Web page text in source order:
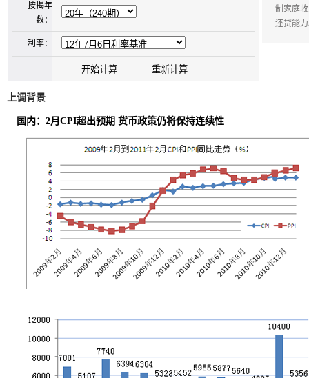
按揭年
数：
利率：
制家庭
还贷能
上调背景
国内：2月CPI超出预期 货币政策仍将保持连续性